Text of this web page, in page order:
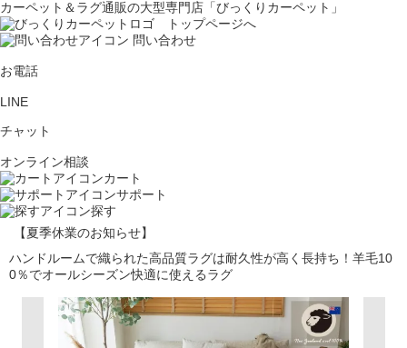
カーペット＆ラグ通販の大型専門店「びっくりカーペット」
問い合わせ
お電話
LINE
チャット
オンライン相談
カート
サポート
探す
【夏季休業のお知らせ】
ハンドルームで織られた高品質ラグは耐久性が高く長持ち！羊毛10
0％でオールシーズン快適に使えるラグ